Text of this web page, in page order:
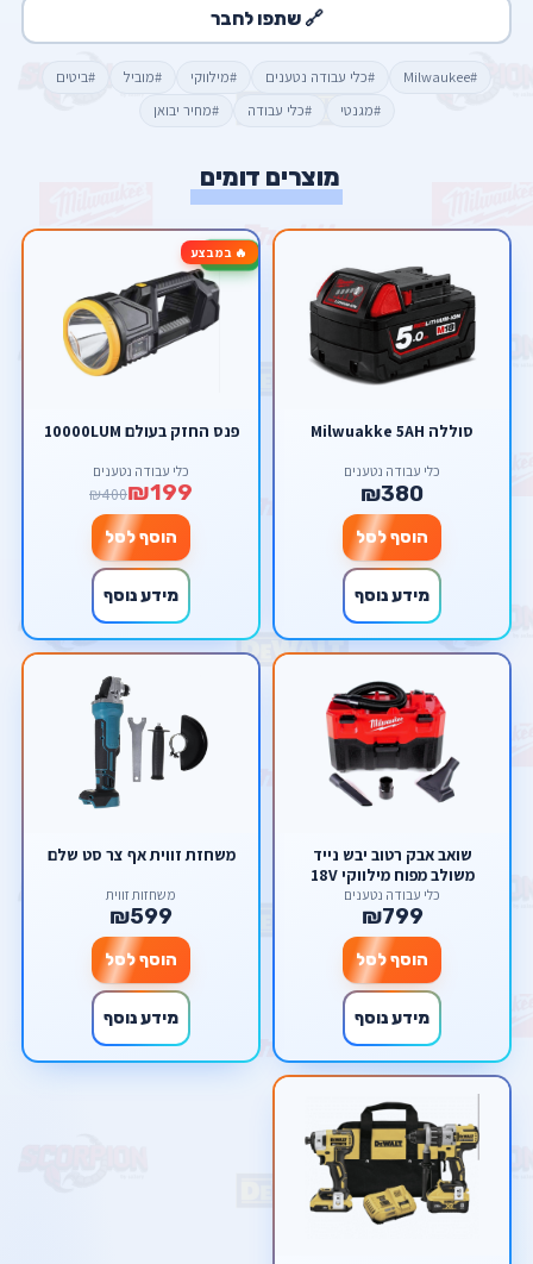
🔗 שתפו לחבר
#Milwaukee #כלי עבודה נטענים #מילווקי #מוביל
#ביטים
#מגנטי
#כלי עבודה #מחיר יבואן
מוצרים דומים
סוללה Milwuakke 5AH
כלי עבודה נטענים
₪380
הוסף לסל
מידע נוסף
🔥 במבצע-50%
פנס החזק בעולם 10000LUM
כלי עבודה נטענים
₪199
₪400
הוסף לסל
מידע נוסף
שואב אבק רטוב יבש נייד
משולב מפוח מילווקי 18V
מילווקי Milwaukee M18VC2-
0
כלי עבודה נטענים
₪799
הוסף לסל
מידע נוסף
משחזת זווית אף צר סט שלם
משחזות זווית
₪599
הוסף לסל
מידע נוסף